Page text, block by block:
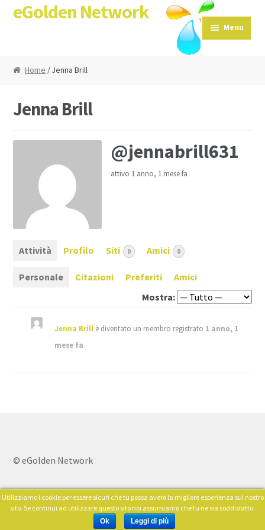
Skip to navigation
Skip to content
eGolden Network
Menu
Home / Jenna Brill
Jenna Brill
@jennabrill631
attivo 1 anno, 1 mese fa
Attività Profilo Siti 0 Amici 0
Personale Citazioni Preferiti
Amici
Mostra:
Jenna Brill è diventato un membro registrato 1 anno, 1
mese fa
© eGolden Network
Cerca:
Utilizziamo i cookie per essere sicuri che tu possa avere la migliore esperienza sul nostro
sito. Se continui ad utilizzare questo sito noi assumiamo che tu ne sia soddisfatto.
Ok Leggi di più